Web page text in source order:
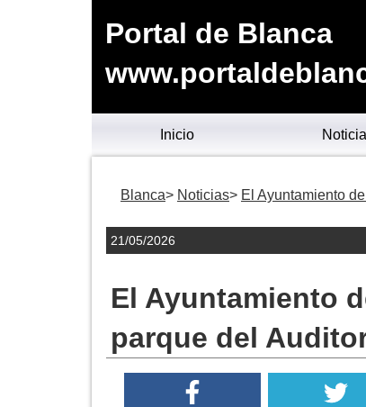
Portal de Blanca
Inicio
Blanca Noticias El Ayuntamiento
21/05/2026
El Ayuntamiento
parque del